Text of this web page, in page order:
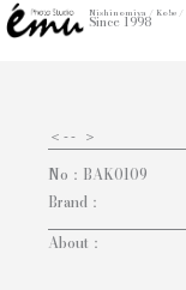
内
容
Nishinomiya / Kobe
Since 1998
＜-- ＞
No： BAK0109
Brand：
About：